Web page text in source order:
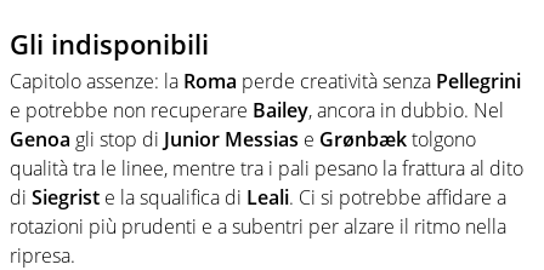
Gli indisponibili
Capitolo assenze: la Roma perde creatività senza Pellegrini
e potrebbe non recuperare Bailey, ancora in dubbio. Nel
Genoa gli stop di Junior Messias e Grønbæktolgono
qualità tra le linee, mentre tra i pali pesano la frattura al dito
di Siegrist e la squalifica di Leali. Ci si potrebbe affidare a
rotazioni più prudenti e a subentri per alzare il ritmo nella
ripresa.